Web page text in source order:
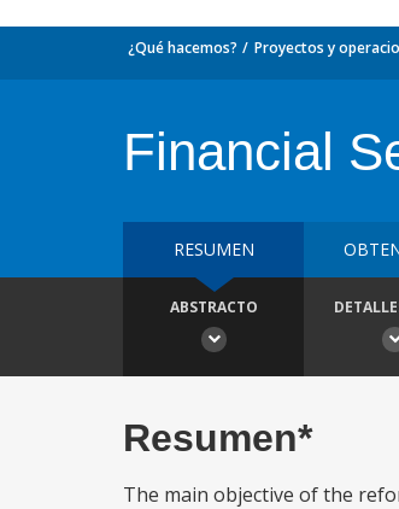
¿Qué hacemos? Proyectos y
Financial
RESUMEN
ABSTRACTO
Resumen*
The main objective of the